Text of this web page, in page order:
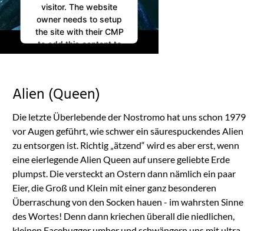
visitor. The website
owner needs to setup
the site with their CMP
to add this content to
the list of technologies
Usercentrics Consent
Platform
Alien (Queen)
Die letzte Überlebende der Nostromo hat uns schon 1979
vor Augen geführt, wie schwer ein säurespuckendes Alien
zu entsorgen ist. Richtig „ätzend“ wird es aber erst, wenn
eine eierlegende Alien Queen auf unsere geliebte Erde
plumpst. Die versteckt an Ostern dann nämlich ein paar
Eier, die Groß und Klein mit einer ganz besonderen
Überraschung von den Socken hauen - im wahrsten Sinne
des Wortes! Denn dann kriechen überall die niedlichen,